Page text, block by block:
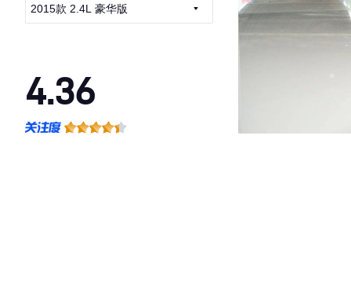
2015款 2.4L 豪华版
4.36